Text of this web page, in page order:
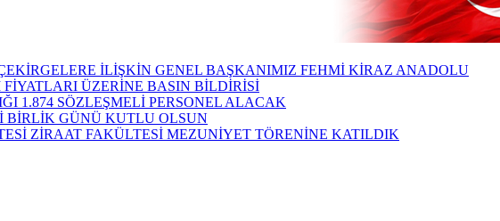
İLİŞKİN GENEL BAŞKANIMIZ FEHMİ KİRAZ ANADOLU
ÜZERİNE BASIN BİLDİRİSİ
1.874 SÖZLEŞMELİ PERSONEL ALACAK
BİRLİK GÜNÜ KUTLU OLSUN
ZİRAAT FAKÜLTESİ MEZUNİYET TÖRENİNE KATILDIK